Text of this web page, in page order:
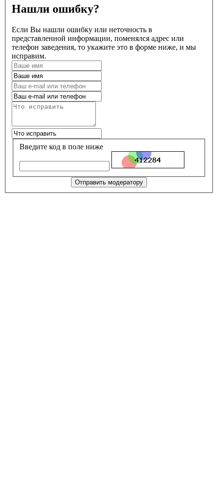
Нашли ошибку?
Если Вы нашли ошибку или неточность в
представленной информации, поменялся адрес или
телефон заведения, то укажите это в форме ниже, и мы
исправим.
Введите код в поле ниже
Отправить модератору